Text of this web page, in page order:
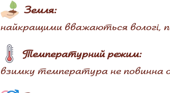
Земля:
найкращими вважаються вологі,
Температурний режим:
взимку температура не повинна